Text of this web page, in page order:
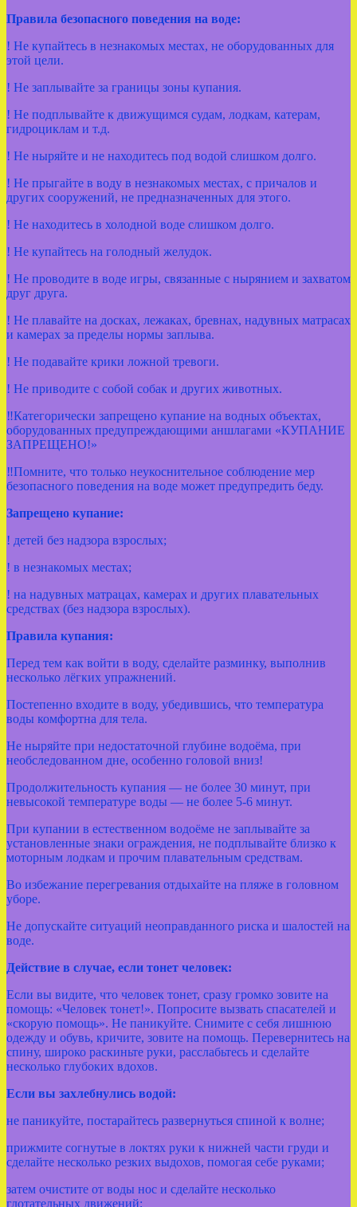
Правила безопасного поведения на воде:
! Не купайтесь в незнакомых местах, не оборудованных для
этой цели.
! Не заплывайте за границы зоны купания.
! Не подплывайте к движущимся судам, лодкам, катерам,
гидроциклам и т.д.
! Не ныряйте и не находитесь под водой слишком долго.
! Не прыгайте в воду в незнакомых местах, с причалов и
других сооружений, не предназначенных для этого.
! Не находитесь в холодной воде слишком долго.
! Не купайтесь на голодный желудок.
! Не проводите в воде игры, связанные с нырянием и захватом
друг друга.
! Не плавайте на досках, лежаках, бревнах, надувных матрасах
и камерах за пределы нормы заплыва.
! Не подавайте крики ложной тревоги.
! Не приводите с собой собак и других животных.
‼Категорически запрещено купание на водных объектах,
оборудованных предупреждающими аншлагами «КУПАНИЕ
ЗАПРЕЩЕНО!»
‼Помните, что только неукоснительное соблюдение мер
безопасного поведения на воде может предупредить беду.
Запрещено купание:
! детей без надзора взрослых;
! в незнакомых местах;
! на надувных матрацах, камерах и других плавательных
средствах (без надзора взрослых).
Правила купания:
Перед тем как войти в воду, сделайте разминку, выполнив
несколько лёгких упражнений.
Постепенно входите в воду, убедившись, что температура
воды комфортна для тела.
Не ныряйте при недостаточной глубине водоёма, при
необследованном дне, особенно головой вниз!
Продолжительность купания — не более 30 минут, при
невысокой температуре воды — не более 5-6 минут.
При купании в естественном водоёме не заплывайте за
установленные знаки ограждения, не подплывайте близко к
моторным лодкам и прочим плавательным средствам.
Во избежание перегревания отдыхайте на пляже в головном
уборе.
Не допускайте ситуаций неоправданного риска и шалостей на
воде.
Действие в случае, если тонет человек:
Если вы видите, что человек тонет, сразу громко зовите на
помощь: «Человек тонет!». Попросите вызвать спасателей и
«скорую помощь». Не паникуйте. Снимите с себя лишнюю
одежду и обувь, кричите, зовите на помощь. Перевернитесь на
спину, широко раскиньте руки, расслабьтесь и сделайте
несколько глубоких вдохов.
Если вы захлебнулись водой:
не паникуйте, постарайтесь развернуться спиной к волне;
прижмите согнутые в локтях руки к нижней части груди и
сделайте несколько резких выдохов, помогая себе руками;
затем очистите от воды нос и сделайте несколько
глотательных движений;